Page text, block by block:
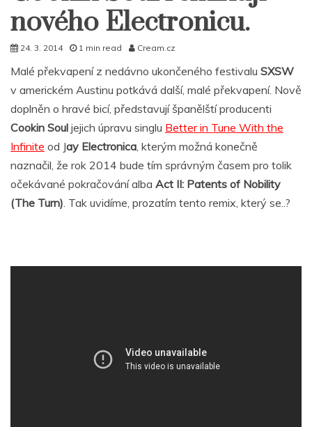
nového Electronicu.
24. 3. 2014 1 min read Cream.cz
Malé překvapení z nedávno ukončeného festivalu SXSW
v americkém Austinu potkává další, malé překvapení. Nově
doplněn o hravé bicí, představují španělští producenti
Cookin Soul jejich úpravu singlu Better in Tune With the
Infinite od Jay Electronica, kterým možná konečně
naznačil, že rok 2014 bude tím správným časem pro tolik
očekávané pokračování alba Act II: Patents of Nobility
(The Turn). Tak uvidíme, prozatím tento remix, který se..?